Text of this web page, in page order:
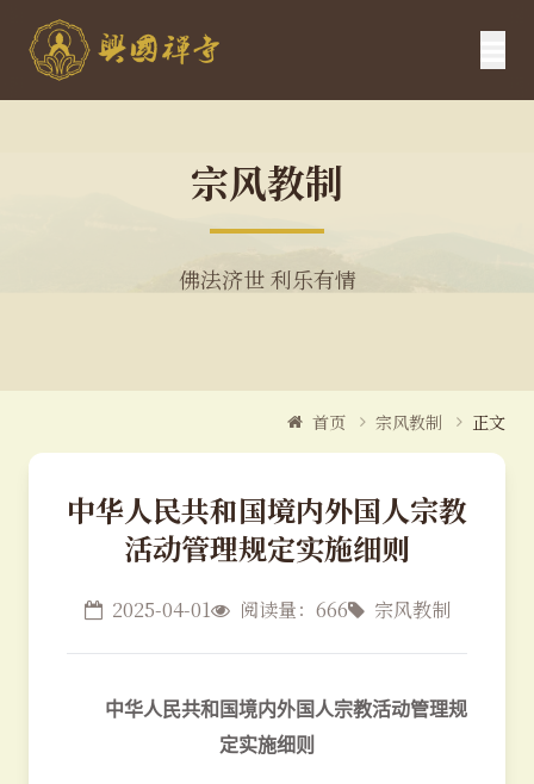
宗风教制
佛法济世 利乐有情
首页 宗风教制 正文
中华人民共和国境内外国人宗教
活动管理规定实施细则
2025-04-01 阅读量：666 宗风教制
中华人民共和国境内外国人宗教活动管理规
定实施细则